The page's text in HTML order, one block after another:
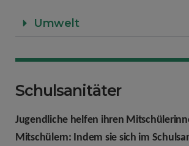
Umwelt
Schulsanitäter
Jugendliche helfen ihren
Mitschülern: Indem sie sich im